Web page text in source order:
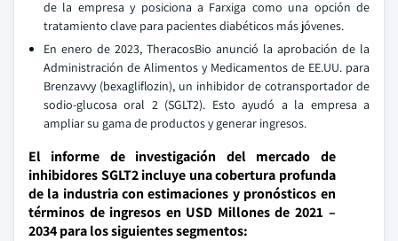
de la empresa y posiciona a Farxiga como una opción de
tratamiento clave para pacientes diabéticos más jóvenes.
En enero de 2023, TheracosBio anunció la aprobación de la
Administración de Alimentos y Medicamentos de EE.UU. para
Brenzavvy (bexagliflozin), un inhibidor de cotransportador de
sodio-glucosa oral 2 (SGLT2). Esto ayudó a la empresa a
ampliar su gama de productos y generar ingresos.
El informe de investigación del mercado de
inhibidores SGLT2 incluye una cobertura profunda
de la industria con estimaciones y pronósticos en
términos de ingresos en USD Millones de 2021 –
2034 para los siguientes segmentos: